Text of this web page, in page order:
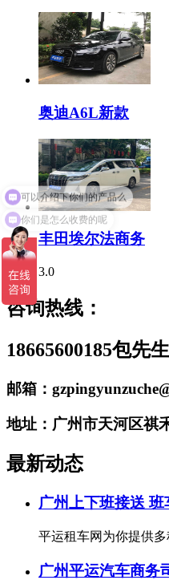
奥迪A6L新款
丰田埃尔法商务
3.0
咨询热线：
18665600185包先生
邮箱：
地址：广州市天河区祺
最新动态
广州上下班接送 班
平运租车网为你提供
广州平运汽车商务
可以介绍下你们的产品么
你们是怎么收费的呢